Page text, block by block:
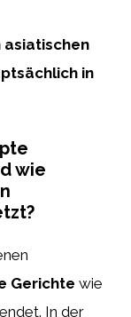
asiatischen
in
wie
Gerichte wie
In der